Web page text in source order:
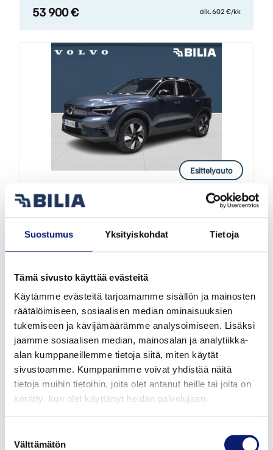
Suostumus Yksityiskohdat Tietoja
Tämä sivusto käyttää evästeitä
Käytämme evästeitä tarjoamamme sisällön ja mainosten
räätälöimiseen, sosiaalisen median ominaisuuksien
tukemiseen ja kävijämäärämme analysoimiseen. Lisäksi
jaamme sosiaalisen median, mainosalan ja analytiikka-
alan kumppaneillemme tietoja siitä, miten käytät
sivustoamme. Kumppanimme voivat yhdistää näitä
tietoja muihin tietoihin, joita olet antanut heille tai joita on
kerätty, kun olet käyttänyt heidän palvelujaan.
valinta
Välttämätön
53 900 € alk. 602 €/kk
Esittelyauto
2026 5 000 km Vantaa
VOLVO EX40
57 800 € alk. 644 €/kk